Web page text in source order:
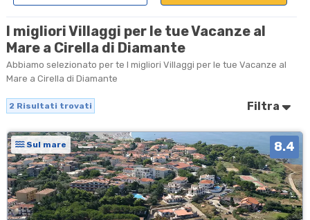
I migliori Villaggi per le tue Vacanze al
Mare a Cirella di Diamante
Abbiamo selezionato per te I migliori Villaggi per le tue Vacanze al
Mare a Cirella di Diamante
2 Risultati trovati Filtra
Sul mare 8.4